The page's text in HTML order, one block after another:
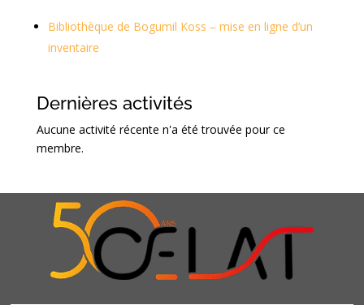
Bibliothèque de Bogumil Koss – mise en ligne d’un
inventaire
Dernières activités
Aucune activité récente n'a été trouvée pour ce
membre.